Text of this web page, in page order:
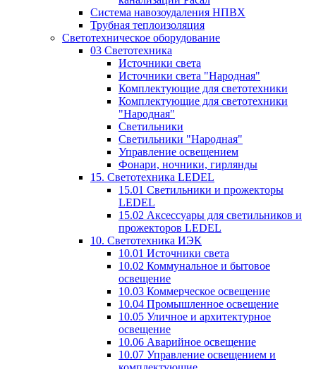
Система навозоудаления НПВХ
Трубная теплоизоляция
Светотехническое оборудование
03 Светотехника
Источники света
Источники света "Народная"
Комплектующие для светотехники
Комплектующие для светотехники
"Народная"
Светильники
Светильники "Народная"
Управление освещением
Фонари, ночники, гирлянды
15. Светотехника LEDEL
15.01 Светильники и прожекторы
LEDEL
15.02 Аксессуары для светильников и
прожекторов LEDEL
10. Светотехника ИЭК
10.01 Источники света
10.02 Коммунальное и бытовое
освещение
10.03 Коммерческое освещение
10.04 Промышленное освещение
10.05 Уличное и архитектурное
освещение
10.06 Аварийное освещение
10.07 Управление освещением и